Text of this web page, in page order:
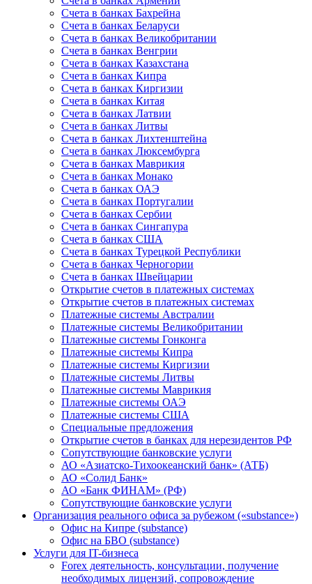
Счета в банках Бахрейна
Счета в банках Беларуси
Счета в банках Великобритании
Счета в банках Венгрии
Счета в банках Казахстана
Счета в банках Кипра
Счета в банках Киргизии
Счета в банках Китая
Счета в банках Латвии
Счета в банках Литвы
Счета в банках Лихтенштейна
Счета в банках Люксембурга
Счета в банках Маврикия
Счета в банках Монако
Счета в банках ОАЭ
Счета в банках Португалии
Счета в банках Сербии
Счета в банках Сингапура
Счета в банках США
Счета в банках Турецкой Республики
Счета в банках Черногории
Счета в банках Швейцарии
Открытие счетов в платежных системах
Открытие счетов в платежных системах
Платежные системы Австралии
Платежные системы Великобритании
Платежные системы Гонконга
Платежные системы Кипра
Платежные системы Киргизии
Платежные системы Литвы
Платежные системы Маврикия
Платежные системы ОАЭ
Платежные системы США
Специальные предложения
Открытие счетов в банках для нерезидентов РФ
Сопутствующие банковские услуги
АО «Азиатско-Тихоокеанский банк» (АТБ)
АО «Солид Банк»
АО «Банк ФИНАМ» (РФ)
Сопутствующие банковские услуги
Организация реального офиса за рубежом («substance»)
Офис на Кипре (substance)
Офис на БВО (substance)
Услуги для IT-бизнеса
Forex деятельность, консультации, получение
необходимых лицензий, сопровождение